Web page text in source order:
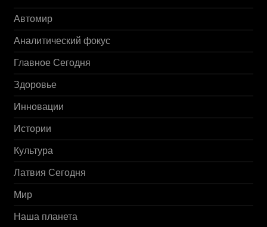
Автомир
Аналитический фокус
Главное Сегодня
Здоровье
Инновации
Истории
Культура
Латвия Сегодня
Мир
Наша планета